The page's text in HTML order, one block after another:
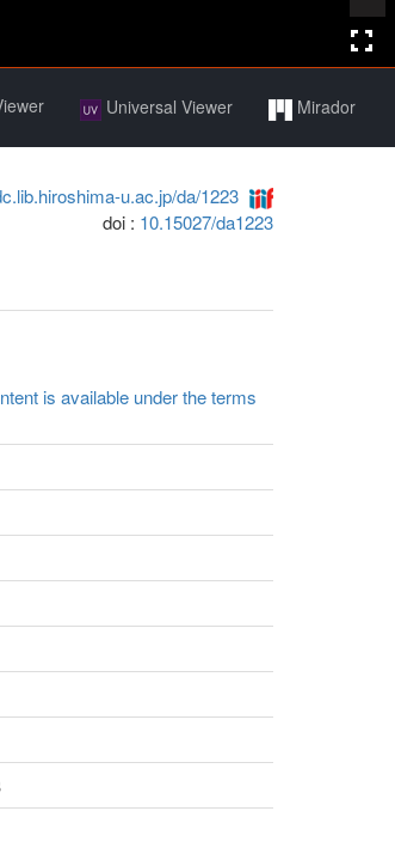
Universal Viewer Mirador
u.ac.jp/da/1223
doi : 10.15027/da1223
is available under the terms